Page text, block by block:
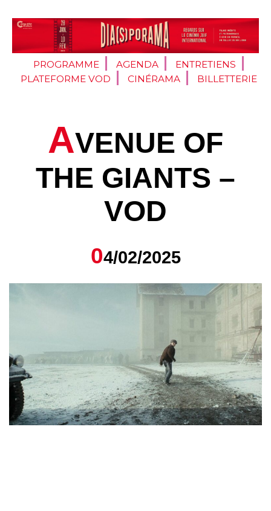
PROGRAMME AGENDA
ENTRETIENS
PLATEFORME VOD
CINÉRAMA BILLETTERIE
AVENUE OF
THE GIANTS –
VOD
04/02/2025